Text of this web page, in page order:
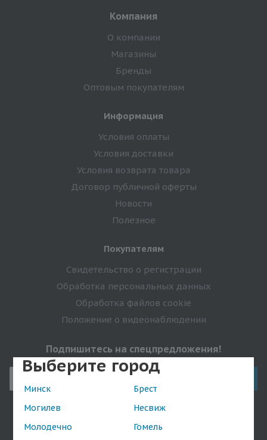
Выберите город
Минск
Брест
Могилев
Несвиж
Молодечно
Гомель
Компания
О компании
Магазины
Бренды
Оптовым покупателям
Информация
Условия оплаты
Условия доставки
Условия возврата товара
Договор публичной оферты
Новости
Полезное
Покупателям
Свидетельство о регистрации
Обработка персональных данных
Обработка файлов cookie
Положение о видеонаблюдении
Подпишитесь на спецпредложения!